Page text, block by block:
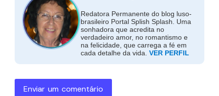
Redatora Permanente do blog luso-
brasileiro Portal Splish Splash. Uma
sonhadora que acredita no
verdadeiro amor, no romantismo e
na felicidade, que carrega a fé em
cada detalhe da vida. VER PERFIL
Enviar um comentário